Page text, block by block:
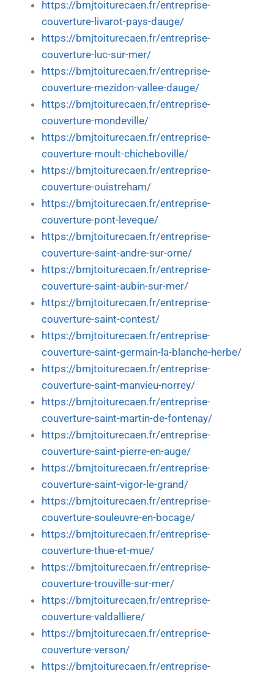
https://bmjtoiturecaen.fr/entreprise-
couverture-livarot-pays-dauge/
https://bmjtoiturecaen.fr/entreprise-
couverture-luc-sur-mer/
https://bmjtoiturecaen.fr/entreprise-
couverture-mezidon-vallee-dauge/
https://bmjtoiturecaen.fr/entreprise-
couverture-mondeville/
https://bmjtoiturecaen.fr/entreprise-
couverture-moult-chicheboville/
https://bmjtoiturecaen.fr/entreprise-
couverture-ouistreham/
https://bmjtoiturecaen.fr/entreprise-
couverture-pont-leveque/
https://bmjtoiturecaen.fr/entreprise-
couverture-saint-andre-sur-orne/
https://bmjtoiturecaen.fr/entreprise-
couverture-saint-aubin-sur-mer/
https://bmjtoiturecaen.fr/entreprise-
couverture-saint-contest/
https://bmjtoiturecaen.fr/entreprise-
couverture-saint-germain-la-blanche-herbe/
https://bmjtoiturecaen.fr/entreprise-
couverture-saint-manvieu-norrey/
https://bmjtoiturecaen.fr/entreprise-
couverture-saint-martin-de-fontenay/
https://bmjtoiturecaen.fr/entreprise-
couverture-saint-pierre-en-auge/
https://bmjtoiturecaen.fr/entreprise-
couverture-saint-vigor-le-grand/
https://bmjtoiturecaen.fr/entreprise-
couverture-souleuvre-en-bocage/
https://bmjtoiturecaen.fr/entreprise-
couverture-thue-et-mue/
https://bmjtoiturecaen.fr/entreprise-
couverture-trouville-sur-mer/
https://bmjtoiturecaen.fr/entreprise-
couverture-valdalliere/
https://bmjtoiturecaen.fr/entreprise-
couverture-verson/
https://bmjtoiturecaen.fr/entreprise-